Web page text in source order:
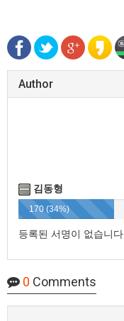
Author
김동형
170 (34%)
등록된 서명이 없습니다.
0 Comments